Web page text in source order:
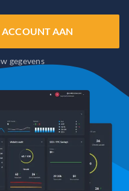
ACCOUNT AAN
gegevens